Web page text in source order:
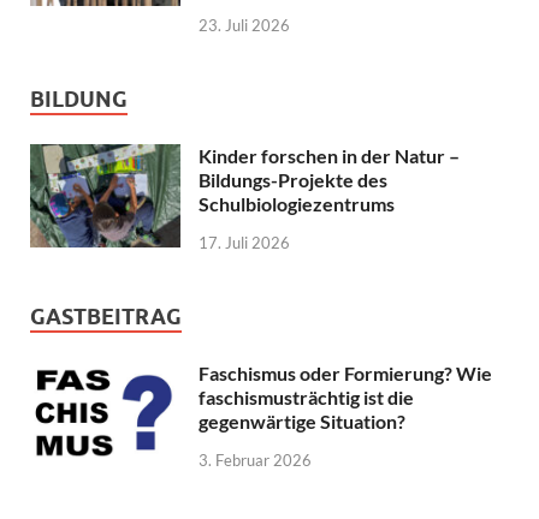
23. Juli 2026
BILDUNG
Kinder forschen in der Natur –
Bildungs-Projekte des
Schulbiologiezentrums
17. Juli 2026
GASTBEITRAG
Faschismus oder Formierung? Wie
faschismusträchtig ist die
gegenwärtige Situation?
3. Februar 2026